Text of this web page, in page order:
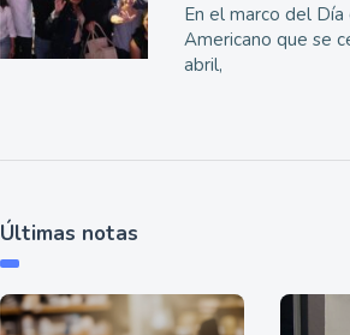
En el marco del
Americano que se
abril,
Últimas notas